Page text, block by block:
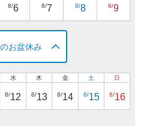
8/6 8/7 8/8 8/9
お盆休み
水
8/12
木
8/13
金
8/14
土
8/15
日
8/16